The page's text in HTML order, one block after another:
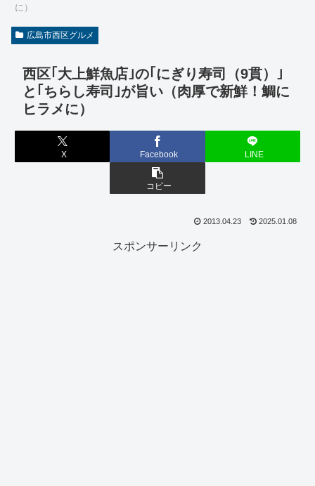
に）
広島市西区グルメ
西区｢大上鮮魚店｣の｢にぎり寿司（9貫）｣
と｢ちらし寿司｣が旨い（肉厚で新鮮！鯛に
ヒラメに）
X Facebook LINE
コピー
2013.04.23 2025.01.08
スポンサーリンク